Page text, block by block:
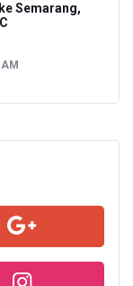
Semarang,